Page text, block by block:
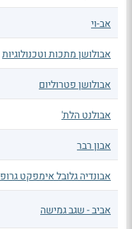
אב-וי
אבולושן מתכות וטכנולוגיות
אבולושן פטרוליום
אבולנט הלת'
אבון רבר
אבונדיה גלובל אימפקט גרופ
אביב - שגב גמישה